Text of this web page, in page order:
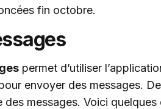
fin octobre.
permet d’utiliser
envoyer des messages.
messages. Voici quelques